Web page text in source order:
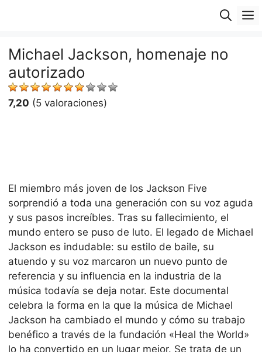
Michael Jackson, homenaje no
autorizado
7,20 (5 valoraciones)
El miembro más joven de los Jackson Five
sorprendió a toda una generación con su voz aguda
y sus pasos increíbles. Tras su fallecimiento, el
mundo entero se puso de luto. El legado de Michael
Jackson es indudable: su estilo de baile, su
atuendo y su voz marcaron un nuevo punto de
referencia y su influencia en la industria de la
música todavía se deja notar. Este documental
celebra la forma en la que la música de Michael
Jackson ha cambiado el mundo y cómo su trabajo
benéfico a través de la fundación «Heal the World»
lo ha convertido en un lugar mejor. Se trata de un